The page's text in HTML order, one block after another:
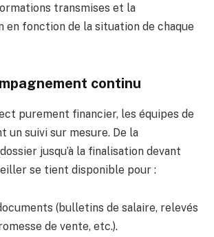
transmises et la
en fonction de la situation de chaque
continu
purement financier, les équipes de
un suivi sur mesure. De la
jusqu’à la finalisation devant
se tient disponible pour :
(bulletins de salaire, relevés
de vente, etc.).